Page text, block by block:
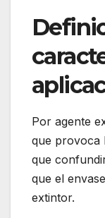
Por agente
que provoca
que
que el
extintor.